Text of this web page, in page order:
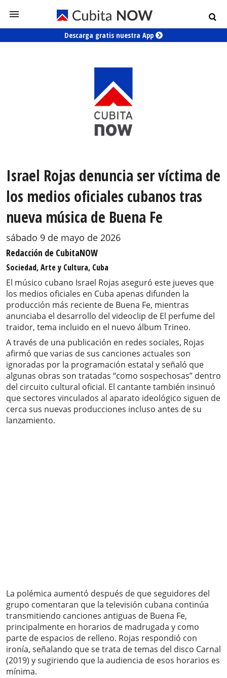
Descarga gratis nuestra App
Israel Rojas denuncia ser víctima de
los medios oficiales cubanos tras
nueva música de Buena Fe
sábado 9 de mayo de 2026
Redacción de CubitaNOW
Sociedad, Arte y Cultura, Cuba
El músico cubano Israel Rojas aseguró este jueves que
los medios oficiales en Cuba apenas difunden la
producción más reciente de Buena Fe, mientras
anunciaba el desarrollo del videoclip de El perfume del
traidor, tema incluido en el nuevo álbum Trineo.
A través de una publicación en redes sociales, Rojas
afirmó que varias de sus canciones actuales son
ignoradas por la programación estatal y señaló que
algunas obras son tratadas “como sospechosas” dentro
del circuito cultural oficial. El cantante también insinuó
que sectores vinculados al aparato ideológico siguen de
cerca sus nuevas producciones incluso antes de su
lanzamiento.
La polémica aumentó después de que seguidores del
grupo comentaran que la televisión cubana continúa
transmitiendo canciones antiguas de Buena Fe,
principalmente en horarios de madrugada y como
parte de espacios de relleno. Rojas respondió con
ironía, señalando que se trata de temas del disco Carnal
(2019) y sugiriendo que la audiencia de esos horarios es
mínima.